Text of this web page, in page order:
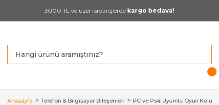
3000 TL ve üzeri siparişlerde kargo bedava!
Anasayfa Telefon & Bilgisayar Bileşenleri PC ve Ps4 Uyumlu Oyun Kolu